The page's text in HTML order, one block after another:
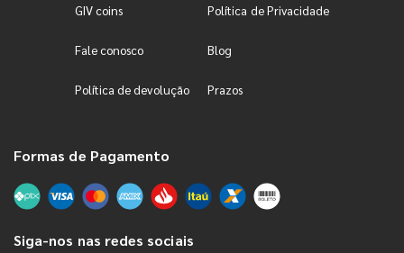
GIV coins Política de Privacidade
Fale conosco Blog
Política de devolução Prazos
Formas de Pagamento
Siga-nos nas redes sociais